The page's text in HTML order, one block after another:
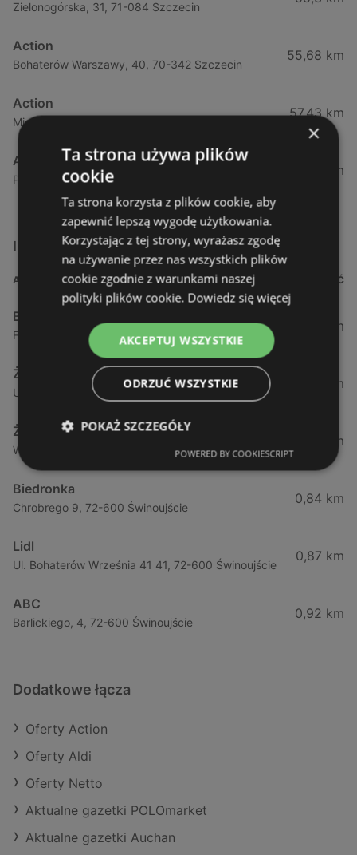
Zielonogórska, 31, 71-084 Szczecin
Action
Bohaterów Warszawy, 40, 70-342 Szczecin
55,68 km
Action
Mieszka, I63, 70-011 Szczecin
57,43 km
Action
Południowa 18, 71-001 Szczecin
58,59 km
Inne sklepy Supermarkety w pobliżu
ADRES ODLEGŁOŚĆ
Biedronka
Fińska 4, 72-602 Świnoujście
0,23 km
Żabka
Ul. Barlickiego 4d / 2, 72-602 Świnoujście
0,64 km
Żabka
Wybrzeze Władysława Iv 11, 72-600 Świnoujście
0,74 km
Biedronka
Chrobrego 9, 72-600 Świnoujście
0,84 km
Lidl
Ul. Bohaterów Września 41 41, 72-600 Świnoujście
0,87 km
ABC
Barlickiego, 4, 72-600 Świnoujście
0,92 km
Dodatkowe łącza
Oferty Action
Oferty Aldi
Oferty Netto
Aktualne gazetki POLOmarket
Aktualne gazetki Auchan
×
Ta strona używa plików
cookie
Ta strona korzysta z plików cookie, aby
zapewnić lepszą wygodę użytkowania.
Korzystając z tej strony, wyrażasz zgodę
na używanie przez nas wszystkich plików
cookie zgodnie z warunkami naszej
polityki plików cookie. Dowiedz się więcej
AKCEPTUJ WSZYSTKIE
ODRZUĆ WSZYSTKIE
POKAŻ SZCZEGÓŁY
POWERED BY COOKIESCRIPT